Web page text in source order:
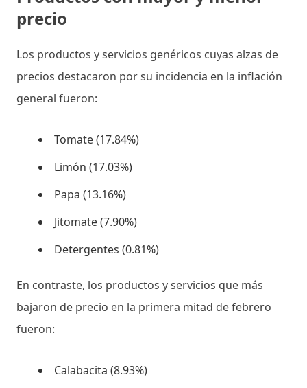
precio
Los productos y servicios genéricos cuyas alzas de
precios destacaron por su incidencia en la inflación
general fueron:
Tomate (17.84%)
Limón (17.03%)
Papa (13.16%)
Jitomate (7.90%)
Detergentes (0.81%)
En contraste, los productos y servicios que más
bajaron de precio en la primera mitad de febrero
fueron:
Calabacita (8.93%)